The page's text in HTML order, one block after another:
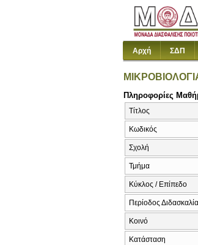
Αρχή ΣΔΠ
Πληροφορίες
Τίτλος
Κωδικός
Σχολή
Τμήμα
Κύκλος / Επίπεδο
Περίοδος
Κοινό
Κατάσταση